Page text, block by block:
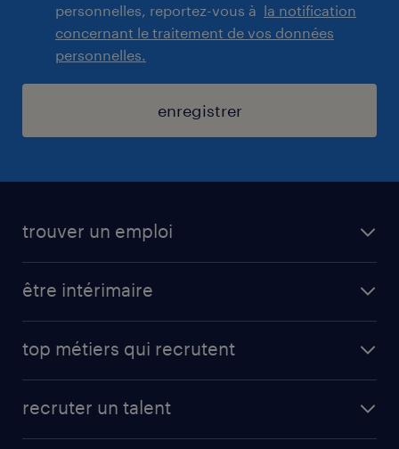
personnelles, reportez-vous à la notification
concernant le traitement de vos données
personnelles.
enregistrer
trouver un emploi
créer un compte candidat
être intérimaire
app talent / portail web
top métiers qui recrutent
recruter un talent